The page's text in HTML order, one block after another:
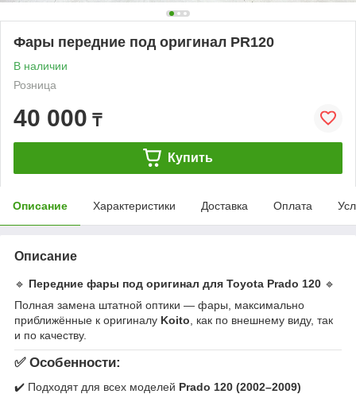
Фары передние под оригинал PR120
В наличии
Розница
40 000 ₸
Купить
Описание Характеристики Доставка Оплата
Описание
🔹 Передние фары под оригинал для Toyota Prado 120 🔹
Полная замена штатной оптики — фары, максимально
приближённые к оригиналу Koito , как по внешнему виду, так
и по качеству.
✅ Особенности:
✔️ Подходят для всех моделей Prado 120 (2002–2009)